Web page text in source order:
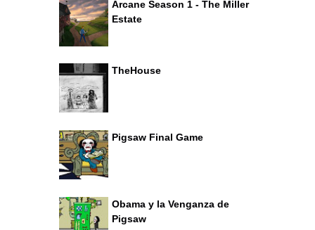
Arcane Season 1 - The Miller
Estate
TheHouse
Pigsaw Final Game
Obama y la Venganza de
Pigsaw